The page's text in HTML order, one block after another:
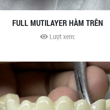
FULL MUTILAYER HÀM TRÊN
Lượt xem: